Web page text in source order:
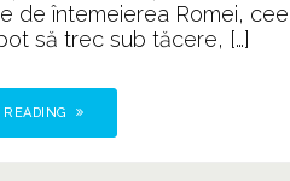
de întemeierea Romei,
să trec sub tăcere, […]